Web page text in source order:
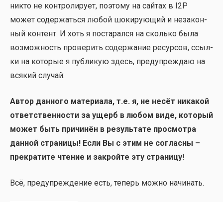
никто не кон­тро­ли­ру­ет, поэто­му на сай­тах в I2P
может содер­жать­ся любой шоки­ру­ю­щий и неза­кон­
ный кон­тент. И хоть я поста­рал­ся на сколь­ко была
воз­мож­ность про­ве­рить содер­жа­ние ресур­сов, ссыл­
ки на кото­рые я пуб­ли­кую здесь, пре­ду­пре­ждаю на
вся­кий слу­чай:
Автор дан­но­го мате­ри­а­ла, т.е. я, не несёт ника­кой
ответ­ствен­но­сти за ущерб в любом виде, кото­рый
может быть при­чи­нён в резуль­та­те про­смот­ра
дан­ной стра­ни­цы! Если Вы с этим не соглас­ны –
пре­кра­ти­те чте­ние и закрой­те эту стра­ни­цу!
Всё, пре­ду­пре­жде­ние есть, теперь мож­но начи­нать.